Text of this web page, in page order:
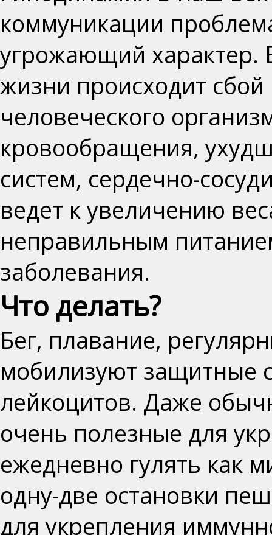
коммуникации
угрожающий характер.
жизни происходит
человеческого
кровообращения,
систем, сердечно-
ведет к увеличению
неправильным
заболевания.
Что делать?
Бег, плавание,
мобилизуют защитные
лейкоцитов. Даже
очень полезные для
ежедневно гулять как
одну-две остановки
для укрепления